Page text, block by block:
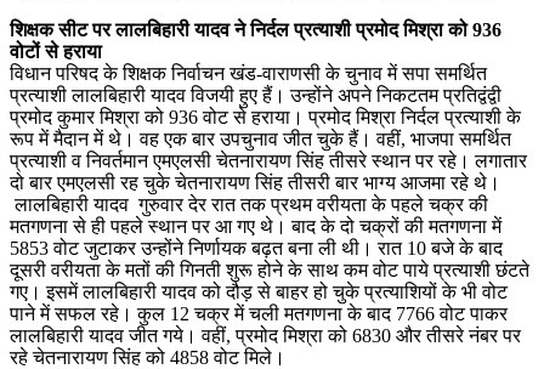
शिक्षक सीट पर लालबिहारी यादव ने निर्दल प्रत्याशी प्रमोद मिश्रा को 936
वोटों से हराया
विधान परिषद के शिक्षक निर्वाचन खंड-वाराणसी के चुनाव में सपा समर्थित
प्रत्याशी लालबिहारी यादव विजयी हुए हैं। उन्होंने अपने निकटतम प्रतिद्वंद्वी
प्रमोद कुमार मिश्रा को 936 वोट से हराया। प्रमोद मिश्रा निर्दल प्रत्याशी के
रूप में मैदान में थे। वह एक बार उपचुनाव जीत चुके हैं। वहीं, भाजपा समर्थित
प्रत्याशी व निवर्तमान एमएलसी चेतनारायण सिंह तीसरे स्थान पर रहे। लगातार
दो बार एमएलसी रह चुके चेतनारायण सिंह तीसरी बार भाग्य आजमा रहे थे।
लालबिहारी यादव गुरुवार देर रात तक प्रथम वरीयता के पहले चक्र की
मतगणना से ही पहले स्थान पर आ गए थे। बाद के दो चक्रों की मतगणना में
5853 वोट जुटाकर उन्होंने निर्णायक बढ़त बना ली थी। रात 10 बजे के बाद
दूसरी वरीयता के मतों की गिनती शुरू होने के साथ कम वोट पाये प्रत्याशी छंटते
गए। इसमें लालबिहारी यादव को दौड़ से बाहर हो चुके प्रत्याशियों के भी वोट
पाने में सफल रहे। कुल 12 चक्र में चली मतगणना के बाद 7766 वोट पाकर
लालबिहारी यादव जीत गये। वहीं, प्रमोद मिश्रा को 6830 और तीसरे नंबर पर
रहे चेतनारायण सिंह को 4858 वोट मिले।